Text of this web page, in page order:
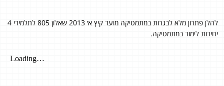
להלן פתרון מלא לבגרות במתמטיקה מועד קיץ א׳ 2013 שאלון 805 לתלמידי 4
יחידות לימוד במתמטיקה.